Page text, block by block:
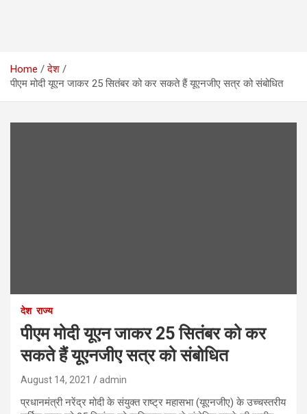
Home
देश
पीएम मोदी यूएन जाकर 25 सितंबर को कर सकते हैं यूएनजीए सत्र को संबोधित
देश राज्य
पीएम मोदी यूएन जाकर 25 सितंबर को कर
सकते हैं यूएनजीए सत्र को संबोधित
August 14, 2021 admin
प्रधानमंत्री नरेंद्र मोदी के संयुक्त राष्ट्र महासभा (यूएनजीए) के उच्चस्तरीय